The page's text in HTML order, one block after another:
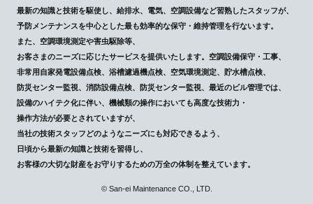
最新の知識と技術を駆使し、給排水、電気、空調設備など習熟したスタッフが、
予防メンテナンスを中心とした最も効率的な保守・維持管理を行ないます。
また、空調環境測定や害虫駆除等、
お客さまのニーズに応じたサービスを提供いたします。空調設備保守・工事、
非常用自家発電設備点検、浴槽濾過機点検、空気環境測定、貯水槽点検、
防災センター監視、消防設備点検、防災センター監視、最近のビル管理では、
設備のハイテク化に伴い、機械類の操作においても高度な技術力・
操作方法が必要とされていますが、
当社の技術スタッフどのようなニーズにも対応できるよう、
日頃から最新の知識と技術を習得し、
お客様の大切な財産をお守りするための万全の体制を整えています。
© San-ei Maintenance CO., LTD.